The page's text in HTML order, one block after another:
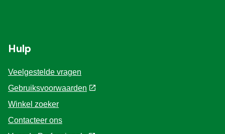
Hulp
Veelgestelde vragen
Gebruiksvoorwaarden
Winkel zoeker
Contacteer ons